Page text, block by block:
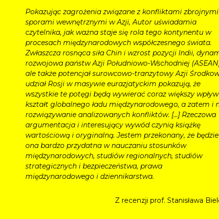
Pokazując zagrożenia związane z konfliktami
sporami wewnętrznymi w Azji, Autor uświadamia
czytelnika, jak ważna staje się rola tego kontynentu w
procesach międzynarodowych współczesnego świata.
Zwłaszcza rosnąca siła Chin i wzrost pozycji Indii,
rozwojowa państw Azji Południowo-Wschodniej
ale także potencjał surowcowo-tranzytowy Azji
udział Rosji w masywie eurazjatyckim pokazują, że
wszystkie te potęgi będą wywierać coraz większy
kształt globalnego ładu międzynarodowego, a zatem i
rozwiązywanie analizowanych konfliktów. […] Rzeczowa
argumentacja i interesujący wywód czynią książkę
wartościową i oryginalną. Jestem przekonany, że będzie
ona bardzo przydatna w nauczaniu stosunków
międzynarodowych, studiów regionalnych, studiów
strategicznych i bezpieczeństwa, prawa
międzynarodowego i dziennikarstwa.
Z recenzji prof. Stanisława